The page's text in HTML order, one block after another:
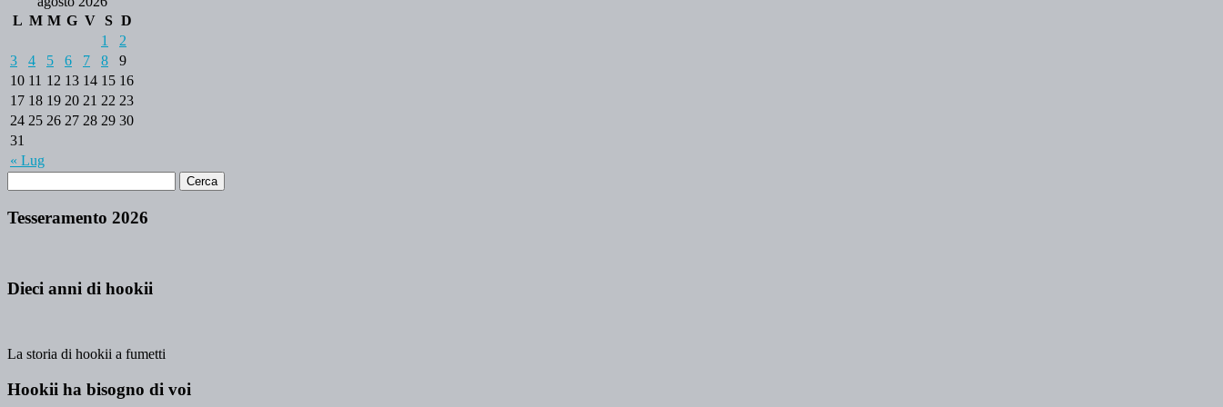
L M M G V S D
« Lug
1
2
3
4 5 6 7 8
9
10 11 12 13 14 15 16
17 18 19 20 21 22 23
24 25 26 27 28 29 30
31
Tesseramento 2026
Dieci anni di hookii
La storia di hookii a fumetti
Hookii ha bisogno di voi